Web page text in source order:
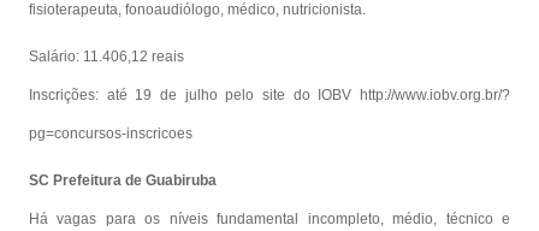
fisioterapeuta, fonoaudiólogo, médico, nutricionista.
Salário: 11.406,12 reais
Inscrições: até 19 de julho pelo site do IOBV http://www.iobv.org.br/?
pg=concursos-inscricoes
SC Prefeitura de Guabiruba
Há vagas para os níveis fundamental incompleto, médio, técnico e